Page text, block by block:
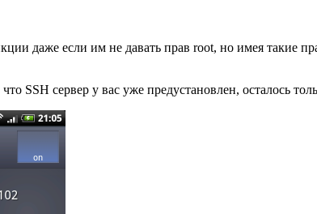
даже если им не давать прав root, но имея такие
что SSH сервер у вас уже предустановлен, осталось